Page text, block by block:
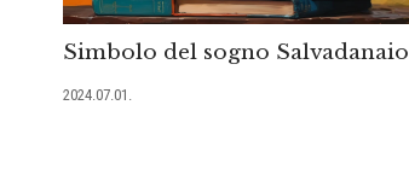
Simbolo del sogno Salvadanaio
2024.07.01.